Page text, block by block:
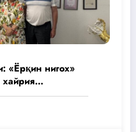
«Ёрқин нигох»